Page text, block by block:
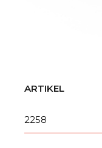
ARTIKEL
2258